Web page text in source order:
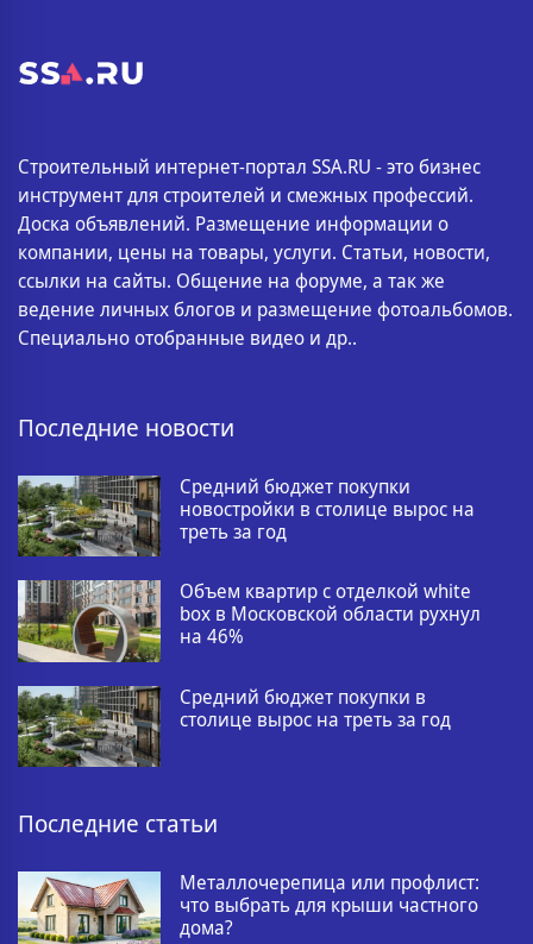
Строительный интернет-портал SSA.RU - это бизнес
инструмент для строителей и смежных профессий.
Доска объявлений. Размещение информации о
компании, цены на товары, услуги. Статьи, новости,
ссылки на сайты. Общение на форуме, а так же
ведение личных блогов и размещение фотоальбомов.
Специально отобранные видео и др..
Последние новости
Средний бюджет покупки
новостройки в столице вырос на
треть за год
Объем квартир с отделкой white
box в Московской области рухнул
на 46%
Средний бюджет покупки в
столице вырос на треть за год
Последние статьи
Металлочерепица или профлист:
что выбрать для крыши частного
дома?